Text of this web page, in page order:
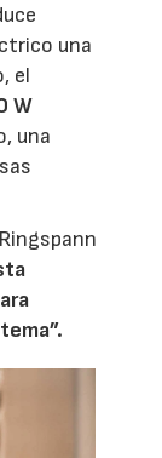
una
el
W
una